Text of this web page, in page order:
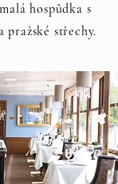
hospůdka s
pražské střechy.